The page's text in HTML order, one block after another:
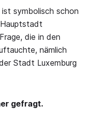
symbolisch schon
die in den
nämlich
Stadt Luxemburg
gefragt.